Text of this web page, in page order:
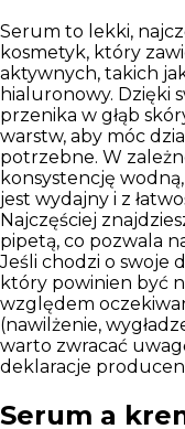
Serum to lekki,
kosmetyk, który
aktywnych, takich
hialuronowy. Dzięki
przenika w głąb
warstw, aby móc
potrzebne. W
konsystencję
jest wydajny i z
Najczęściej
pipetą, co pozwala
Jeśli chodzi o swoje
który powinien być
względem
(nawilżenie,
warto zwracać
deklaracje
Serum a